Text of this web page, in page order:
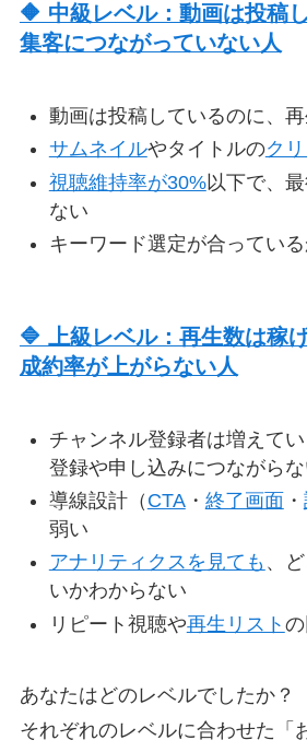
🔶 中級レベル：動画は投稿
集客につながっていない人
動画は投稿しているのに、
サムネイルやタイトルのク
視聴維持率が30%以下で、
ない
キーワード選定が合ってい
🔷 上級レベル：再生数は稼
成約率が上がらない人
チャンネル登録者は増えて
登録や申し込みにつながら
導線設計（ CTA・ 終了画面 ・
弱い
アナリティクスを見ても 、
いかわからない
リピート視聴や再生リスト
あなたはどのレベルでしたか？
それぞれのレベルに合わせた「